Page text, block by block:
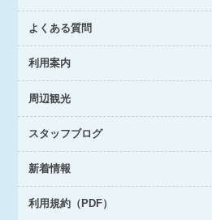
よくある質問
利用案内
周辺観光
スタッフブログ
新着情報
利用規約（PDF）